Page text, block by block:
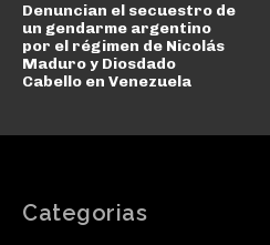
Denuncian el secuestro de
un gendarme argentino
por el régimen de Nicolás
Maduro y Diosdado
Cabello en Venezuela
Categorias